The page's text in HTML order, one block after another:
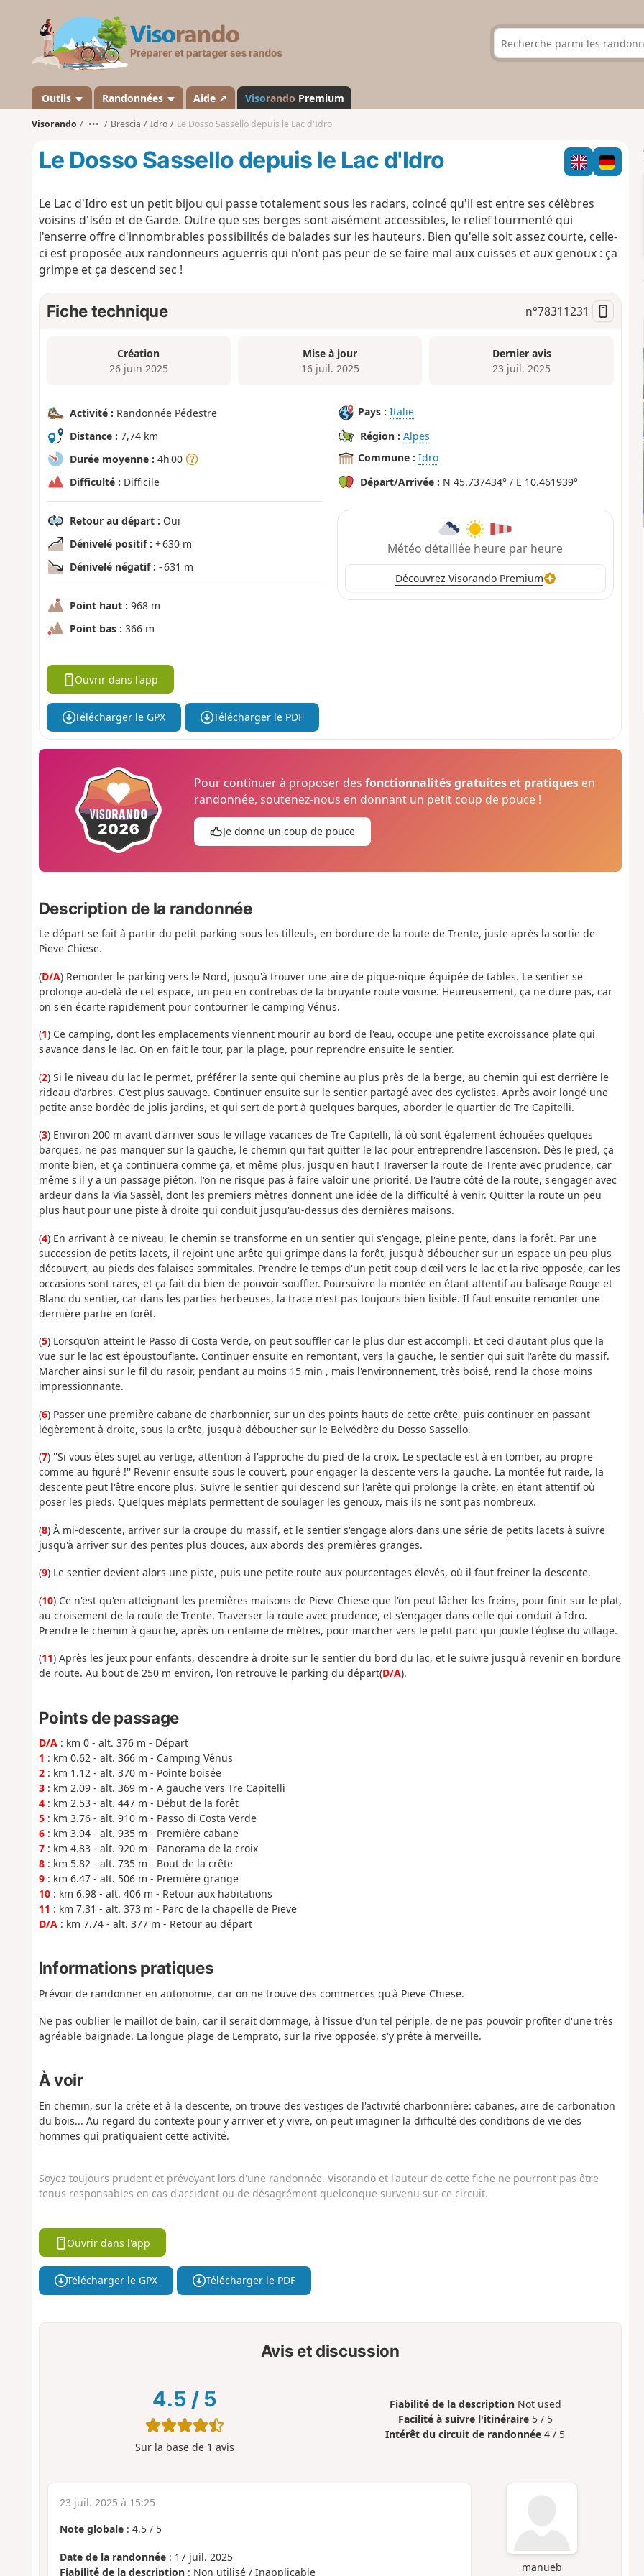
s
a
n
d
Outils Randonnées Aide ↗ Visorando Premium
Visorando ••• Brescia Idro Le Dosso Sassello depuis le Lac d'Idro
Le Dosso Sassello depuis le Lac d'Idro
Le Lac d'Idro est un petit bijou qui passe totalement sous les radars, coincé qu'il est entre ses célèbres
voisins d'Iséo et de Garde. Outre que ses berges sont aisément accessibles, le relief tourmenté qui
l'enserre offre d'innombrables possibilités de balades sur les hauteurs. Bien qu'elle soit assez courte, celle-
ci est proposée aux randonneurs aguerris qui n'ont pas peur de se faire mal aux cuisses et aux genoux : ça
grimpe et ça descend sec !
Fiche technique n°78311231
Création
26 juin 2025
Mise à jour
16 juil. 2025
Dernier avis
23 juil. 2025
Activité : Randonnée Pédestre
Distance : 7,74 km
Durée moyenne : 4h 00
Difficulté : Difficile
Retour au départ : Oui
Dénivelé positif : + 630 m
Dénivelé négatif : - 631 m
Point haut : 968 m
Point bas : 366 m
Pays : Italie
Région : Alpes
Commune : Idro
Départ/Arrivée : N 45.737434° / E 10.461939°
Météo détaillée heure par heure
Découvrez Visorando Premium
Ouvrir dans l'app
Télécharger le GPX Télécharger le PDF
Pour continuer à proposer desfonctionnalités gratuites et pratiques en
randonnée, soutenez-nous en donnant un petit coup de pouce !
Je donne un coup de pouce
Description de la randonnée
Le départ se fait à partir du petit parking sous les tilleuls, en bordure de la route de Trente, juste après la sortie de
Pieve Chiese.
(D/A) Remonter le parking vers le Nord, jusqu'à trouver une aire de pique-nique équipée de tables. Le sentier se
prolonge au-delà de cet espace, un peu en contrebas de la bruyante route voisine. Heureusement, ça ne dure pas, car
on s'en écarte rapidement pour contourner le camping Vénus.
(1) Ce camping, dont les emplacements viennent mourir au bord de l'eau, occupe une petite excroissance plate qui
s'avance dans le lac. On en fait le tour, par la plage, pour reprendre ensuite le sentier.
(2) Si le niveau du lac le permet, préférer la sente qui chemine au plus près de la berge, au chemin qui est derrière le
rideau d'arbres. C'est plus sauvage. Continuer ensuite sur le sentier partagé avec des cyclistes. Après avoir longé une
petite anse bordée de jolis jardins, et qui sert de port à quelques barques, aborder le quartier de Tre Capitelli.
(3) Environ 200 m avant d'arriver sous le village vacances de Tre Capitelli, là où sont également échouées quelques
barques, ne pas manquer sur la gauche, le chemin qui fait quitter le lac pour entreprendre l'ascension. Dès le pied, ça
monte bien, et ça continuera comme ça, et même plus, jusqu'en haut ! Traverser la route de Trente avec prudence, car
même s'il y a un passage piéton, l'on ne risque pas à faire valoir une priorité. De l'autre côté de la route, s'engager avec
ardeur dans la Via Sassèl, dont les premiers mètres donnent une idée de la difficulté à venir. Quitter la route un peu
plus haut pour une piste à droite qui conduit jusqu'au-dessus des dernières maisons.
(4) En arrivant à ce niveau, le chemin se transforme en un sentier qui s'engage, pleine pente, dans la forêt. Par une
succession de petits lacets, il rejoint une arête qui grimpe dans la forêt, jusqu'à déboucher sur un espace un peu plus
découvert, au pieds des falaises sommitales. Prendre le temps d'un petit coup d'œil vers le lac et la rive opposée, car les
occasions sont rares, et ça fait du bien de pouvoir souffler. Poursuivre la montée en étant attentif au balisage Rouge et
Blanc du sentier, car dans les parties herbeuses, la trace n'est pas toujours bien lisible. Il faut ensuite remonter une
dernière partie en forêt.
(5) Lorsqu'on atteint le Passo di Costa Verde, on peut souffler car le plus dur est accompli. Et ceci d'autant plus que la
vue sur le lac est époustouflante. Continuer ensuite en remontant, vers la gauche, le sentier qui suit l'arête du massif.
Marcher ainsi sur le fil du rasoir, pendant au moins 15 min , mais l'environnement, très boisé, rend la chose moins
impressionnante.
(6) Passer une première cabane de charbonnier, sur un des points hauts de cette crête, puis continuer en passant
légèrement à droite, sous la crête, jusqu'à déboucher sur le Belvédère du Dosso Sassello.
(7) ''Si vous êtes sujet au vertige, attention à l'approche du pied de la croix. Le spectacle est à en tomber, au propre
comme au figuré !'' Revenir ensuite sous le couvert, pour engager la descente vers la gauche. La montée fut raide, la
descente peut l'être encore plus. Suivre le sentier qui descend sur l'arête qui prolonge la crête, en étant attentif où
poser les pieds. Quelques méplats permettent de soulager les genoux, mais ils ne sont pas nombreux.
(8) À mi-descente, arriver sur la croupe du massif, et le sentier s'engage alors dans une série de petits lacets à suivre
jusqu'à arriver sur des pentes plus douces, aux abords des premières granges.
(9) Le sentier devient alors une piste, puis une petite route aux pourcentages élevés, où il faut freiner la descente.
(10) Ce n'est qu'en atteignant les premières maisons de Pieve Chiese que l'on peut lâcher les freins, pour finir sur le plat,
au croisement de la route de Trente. Traverser la route avec prudence, et s'engager dans celle qui conduit à Idro.
Prendre le chemin à gauche, après un centaine de mètres, pour marcher vers le petit parc qui jouxte l'église du village.
(11) Après les jeux pour enfants, descendre à droite sur le sentier du bord du lac, et le suivre jusqu'à revenir en bordure
de route. Au bout de 250 m environ, l'on retrouve le parking du départ(D/A).
Points de passage
D/A: km 0 - alt. 376 m - Départ
1 : km 0.62 - alt. 366 m - Camping Vénus
2: km 1.12 - alt. 370 m - Pointe boisée
3: km 2.09 - alt. 369 m - A gauche vers Tre Capitelli
4: km 2.53 - alt. 447 m - Début de la forêt
5: km 3.76 - alt. 910 m - Passo di Costa Verde
6: km 3.94 - alt. 935 m - Première cabane
7: km 4.83 - alt. 920 m - Panorama de la croix
8: km 5.82 - alt. 735 m - Bout de la crête
9: km 6.47 - alt. 506 m - Première grange
10: km 6.98 - alt. 406 m - Retour aux habitations
11 : km 7.31 - alt. 373 m - Parc de la chapelle de Pieve
D/A: km 7.74 - alt. 377 m - Retour au départ
Informations pratiques
Prévoir de randonner en autonomie, car on ne trouve des commerces qu'à Pieve Chiese.
Ne pas oublier le maillot de bain, car il serait dommage, à l'issue d'un tel périple, de ne pas pouvoir profiter d'une très
agréable baignade. La longue plage de Lemprato, sur la rive opposée, s'y prête à merveille.
À voir
En chemin, sur la crête et à la descente, on trouve des vestiges de l'activité charbonnière: cabanes, aire de carbonation
du bois... Au regard du contexte pour y arriver et y vivre, on peut imaginer la difficulté des conditions de vie des
hommes qui pratiquaient cette activité.
Soyez toujours prudent et prévoyant lors d'une randonnée. Visorando et l'auteur de cette fiche ne pourront pas être
tenus responsables en cas d'accident ou de désagrément quelconque survenu sur ce circuit.
Ouvrir dans l'app
Télécharger le GPX Télécharger le PDF
Avis et discussion
4.5 / 5
Sur la base de 1 avis
Fiabilité de la description Not used
Facilité à suivre l'itinéraire 5 / 5
Intérêt du circuit de randonnée 4 / 5
manueb
23 juil. 2025 à 15:25
Note globale: 4.5/ 5
Date de la randonnée: 17 juil. 2025
Fiabilité de la description: Non utilisé / Inapplicable